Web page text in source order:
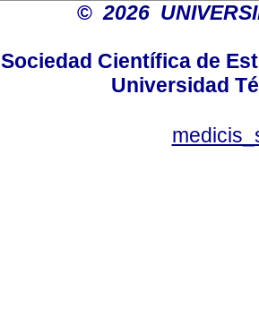
©2026
Sociedad Científica de
Universidad